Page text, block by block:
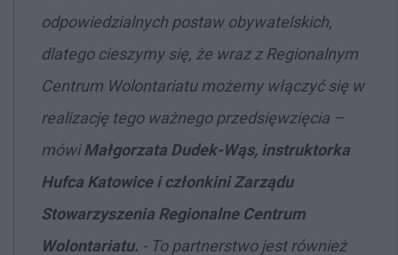
odpowiedzialnych postaw obywatelskich,
dlatego cieszymy się, że wraz z Regionalnym
Centrum Wolontariatu możemy włączyć się w
realizację tego ważnego przedsięwzięcia –
mówiMałgorzata Dudek-Wąs, instruktorka
Hufca Katowice i członkini Zarządu
Stowarzyszenia Regionalne Centrum
Wolontariatu. - To partnerstwo jest również